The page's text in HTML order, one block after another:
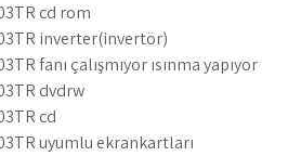
cd rom
inverter(invertör)
fanı çalışmıyor ısınma yapıyor
dvdrw
cd
uyumlu ekrankartları